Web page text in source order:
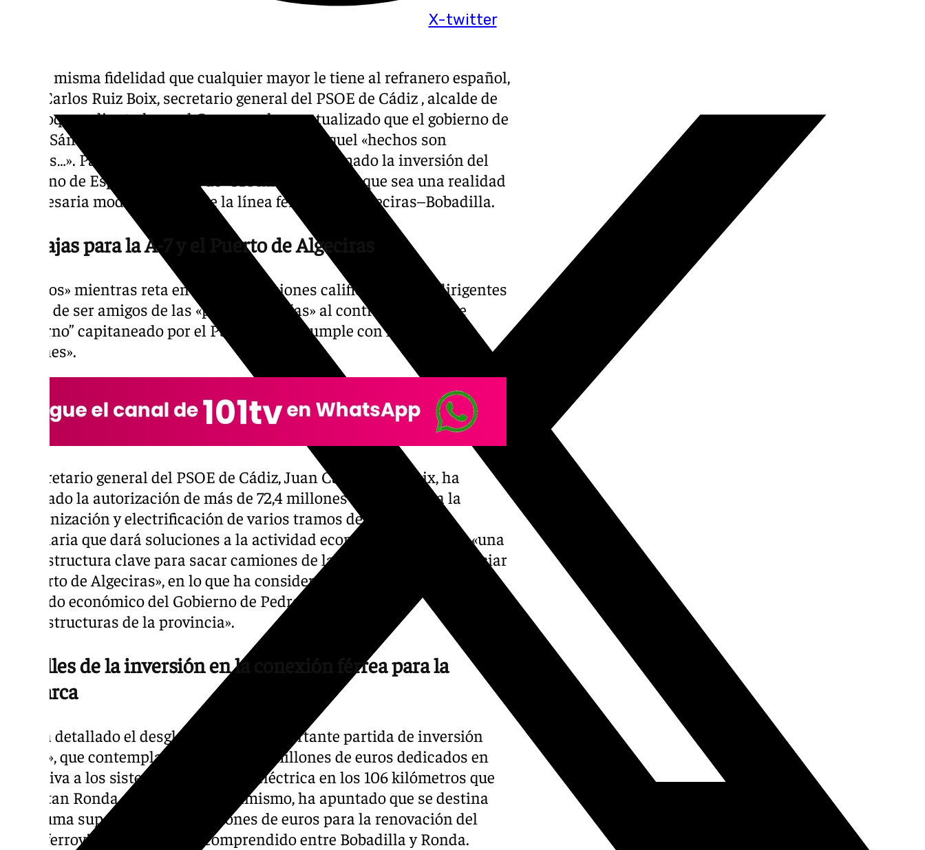
X-twitter
Con la misma fidelidad que cualquier mayor le tiene al refranero español,
Juan Carlos Ruiz Boix, secretario general del PSOE de Cádiz , alcalde de
San Roque y diputado en el Congreso, ha puntualizado que el gobierno de
Pedro Sánchez cumple como el refranero con aquel «hechos son
amores…». Para muestra el sanroqueño ha confirmado la inversión del
gobierno de España, un total de «514 millones» para que sea una realidad
la necesaria modernización de la línea ferroviaria Algeciras–Bobadilla.
Ventajas para la A-7 y el Puerto de Algeciras
«Hechos» mientras reta en sus declaraciones calificando a los dirigentes
del PP de ser amigos de las «palabras vacías» al contrario que «este
Gobierno” capitaneado por el PSOE que «sí cumple con hechos y
millones».
El secretario general del PSOE de Cádiz, Juan Carlos Ruiz Boix, ha
celebrado la autorización de más de 72,4 millones de euros para la
modernización y electrificación de varios tramos de la conexión
ferroviaria que dará soluciones a la actividad económica portuaria: «una
infraestructura clave para sacar camiones de la saturada A-7 y potenciar
el Puerto de Algeciras», en lo que ha considerado un «nuevo y rotundo
respaldo económico del Gobierno de Pedro Sánchez a las
infraestructuras de la provincia».
Detalles de la inversión en la conexión férrea para la
comarca
Así, ha detallado el desglose de esta «importante partida de inversión
nueva», que contempla algo más de 52 millones de euros dedicados en
exclusiva a los sistemas de tracción eléctrica en los 106 kilómetros que
conectan Ronda con Algeciras. Asimismo, ha apuntado que se destina
una suma superior a los 20 millones de euros para la renovación del
firme ferroviario en el tramo comprendido entre Bobadilla y Ronda.